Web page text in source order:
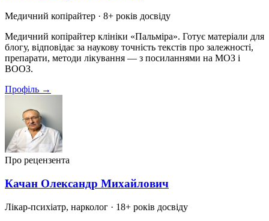
Медичний копірайтер · 8+ років досвіду
Медичний копірайтер клініки «Пальміра». Готує матеріали для
блогу, відповідає за наукову точність текстів про залежності,
препарати, методи лікування — з посиланнями на МОЗ і
ВООЗ.
Профіль →
Про рецензента
Качан Олександр Михайлович
Лікар-психіатр, нарколог · 18+ років досвіду